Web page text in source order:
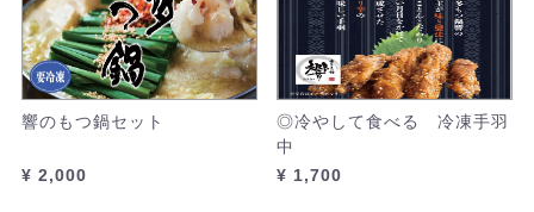
響のもつ鍋セット
¥ 2,000
◎冷やして食べる 冷凍手羽
中
¥ 1,700